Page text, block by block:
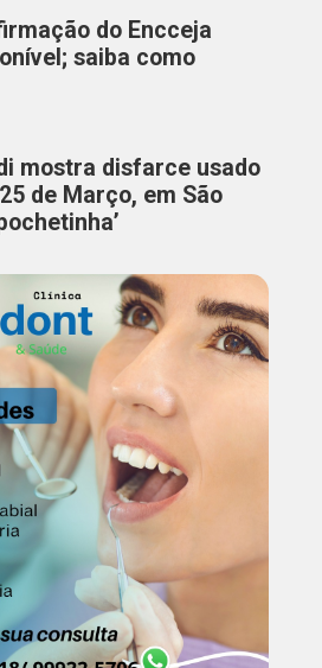
do Encceja
saiba como
mostra disfarce usado
de Março, em São